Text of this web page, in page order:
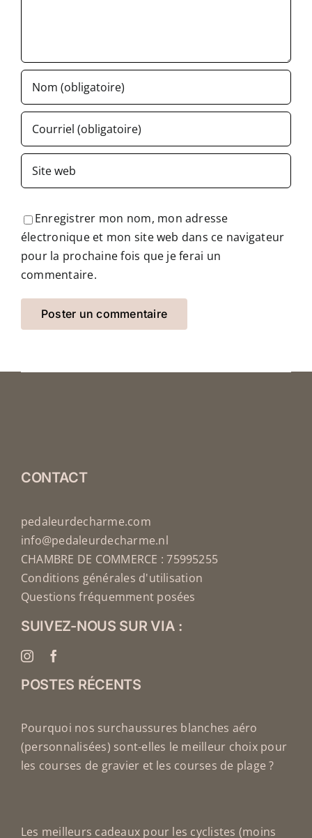
Enregistrer mon nom, mon adresse
électronique et mon site web dans ce navigateur
pour la prochaine fois que je ferai un
commentaire.
CONTACT
pedaleurdecharme.com
info@pedaleurdecharme.nl
CHAMBRE DE COMMERCE : 75995255
Conditions générales d'utilisation
Questions fréquemment posées
SUIVEZ-NOUS SUR VIA :
POSTES RÉCENTS
Pourquoi nos surchaussures blanches aéro
(personnalisées) sont-elles le meilleur choix pour
les courses de gravier et les courses de plage ?
Les meilleurs cadeaux pour les cyclistes (moins